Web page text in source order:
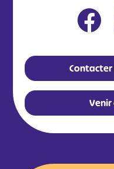
Contacter